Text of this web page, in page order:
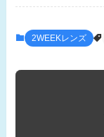
2WEEKレンズ